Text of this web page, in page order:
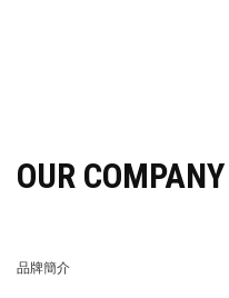
OUR COMPANY
品牌簡介